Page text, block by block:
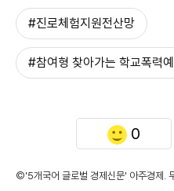
#진로체험지원전산망
#참여형 찾아가는 학교폭력
0
©'5개국어 글로벌 경제신문' 아주경제.